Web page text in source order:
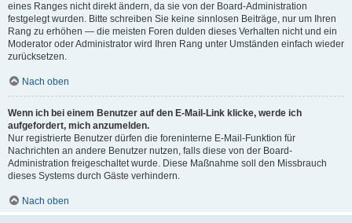
eines Ranges nicht direkt ändern, da sie von der Board-Administration
festgelegt wurden. Bitte schreiben Sie keine sinnlosen Beiträge, nur um Ihren
Rang zu erhöhen — die meisten Foren dulden dieses Verhalten nicht und ein
Moderator oder Administrator wird Ihren Rang unter Umständen einfach wieder
zurücksetzen.
Nach oben
Wenn ich bei einem Benutzer auf den E-Mail-Link klicke, werde ich
aufgefordert, mich anzumelden.
Nur registrierte Benutzer dürfen die foreninterne E-Mail-Funktion für
Nachrichten an andere Benutzer nutzen, falls diese von der Board-
Administration freigeschaltet wurde. Diese Maßnahme soll den Missbrauch
dieses Systems durch Gäste verhindern.
Nach oben